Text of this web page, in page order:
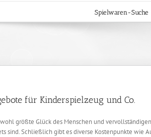
Spielwaren-Suche
für Kinderspielzeug und Co.
wohl größte Glück des Menschen und
sind. Schließlich gibt es diverse Kostenpunkte wie